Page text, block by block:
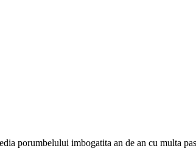
porumbelului imbogatita an de an cu multa